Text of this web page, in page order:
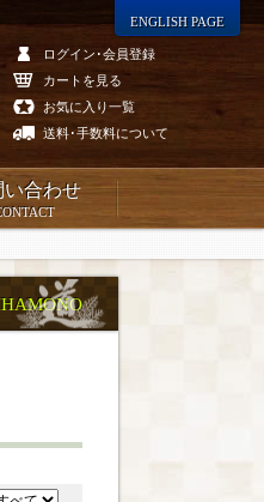
ログイン･会員登録
カートを見る
お気に入り一覧
送料･手数料について
ENGLISH PAGE
い合わせ